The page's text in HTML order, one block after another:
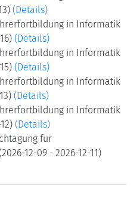
(Details)
in Informatik
(Details)
in Informatik
(Details)
in Informatik
(Details)
in Informatik
(Details)
für
12-09 - 2026-12-11)